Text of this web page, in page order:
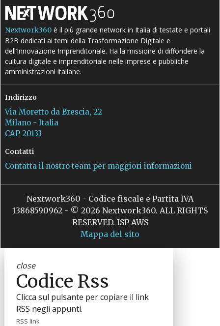
Nextwork360 è il più grande network in Italia di testate e portali
B2B dedicati ai temi della Trasformazione Digitale e
dell’Innovazione Imprenditoriale. Ha la missione di diffondere la
cultura digitale e imprenditoriale nelle imprese e pubbliche
amministrazioni italiane.
Indirizzo
Via Moretto da Brescia, 22
Milano - Italia
CAP 20133
Contatti
Contatta il nostro team per maggiori informazioni
Nextwork360 - Codice fiscale e Partita IVA
13868590962 - © 2026 Nextwork360. ALL RIGHTS
RESERVED. ISP AWS
Mappa del sito
close
Codice Rss
Clicca sul pulsante per copiare il link
RSS negli appunti.
RSS link